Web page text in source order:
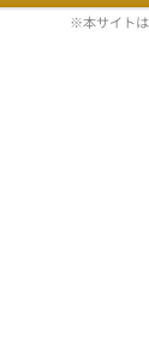
※本サイト